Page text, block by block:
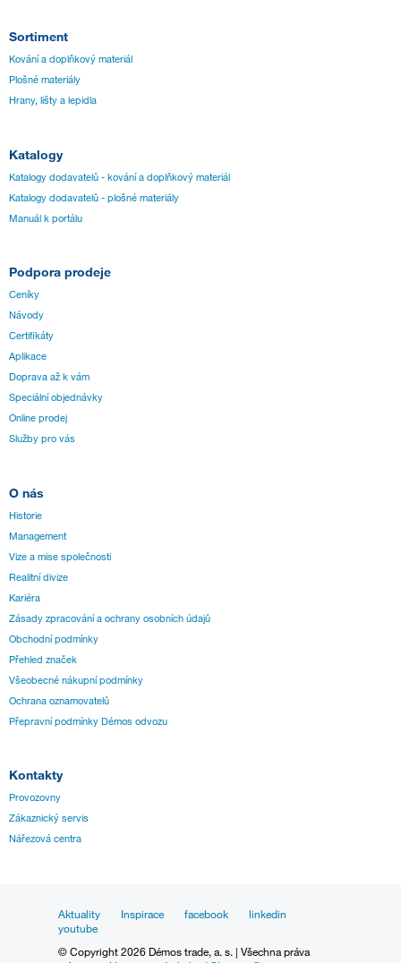
Sortiment
Kování a doplňkový materiál
Plošné materiály
Hrany, lišty a lepidla
Katalogy
Katalogy dodavatelů - kování a doplňkový materiál
Katalogy dodavatelů - plošné materiály
Manuál k portálu
Podpora prodeje
Ceníky
Návody
Certifikáty
Aplikace
Doprava až k vám
Speciální objednávky
Online prodej
Služby pro vás
O nás
Historie
Management
Vize a mise společnosti
Realitní divize
Kariéra
Zásady zpracování a ochrany osobních údajů
Obchodní podmínky
Přehled značek
Všeobecné nákupní podmínky
Ochrana oznamovatelů
Přepravní podmínky Démos odvozu
Kontakty
Provozovny
Zákaznický servis
Nářezová centra
Aktuality Inspirace facebook
linkedin
youtube
© Copyright 2026 Démos trade, a. s. | Všechna práva